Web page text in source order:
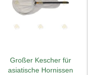
Großer Kescher für
asiatische Hornissen